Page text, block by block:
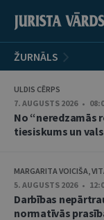
ŽURNĀLS
ULDIS CĒRPS
7. AUGUSTS 2026 •
No “neredzamās
tiesiskums un
MARGARITA VOICIŠA,
5. AUGUSTS 2026 •
Darbības
normatīvās